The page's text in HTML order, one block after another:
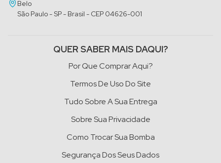
Belo
São Paulo - SP - Brasil - CEP 04626-001
QUER SABER MAIS DAQUI?
Por Que Comprar Aqui?
Termos De Uso Do Site
Tudo Sobre A Sua Entrega
Sobre Sua Privacidade
Como Trocar Sua Bomba
Segurança Dos Seus Dados